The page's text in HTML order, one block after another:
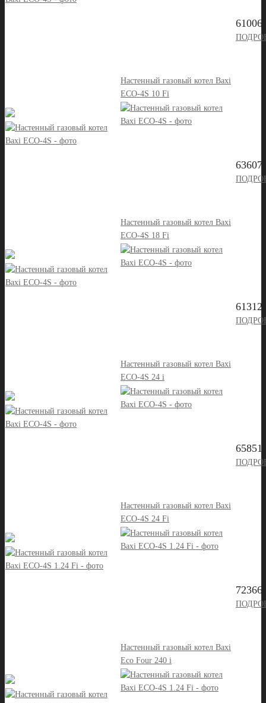
Настенный газовый котел Baxi
ECO-4S 10 Fi
61006
Настенный газовый котел Baxi
ECO-4S 18 Fi
63607
Настенный газовый котел Baxi
ECO-4S 24 i
61312
Настенный газовый котел Baxi
ECO-4S 24 Fi
65851
Настенный газовый котел Baxi
Eco Four 240 i
72366